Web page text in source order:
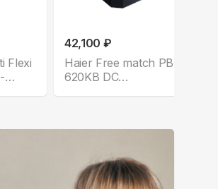
Flexi
42,100 ₽
Haier Free match PB-
620KB DC